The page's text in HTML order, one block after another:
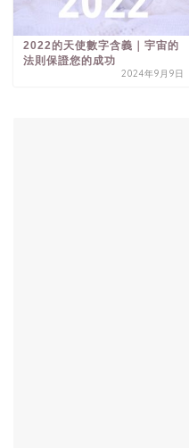
2022的天使數字含義｜宇宙的
法則保證您的成功
2024年9月9日